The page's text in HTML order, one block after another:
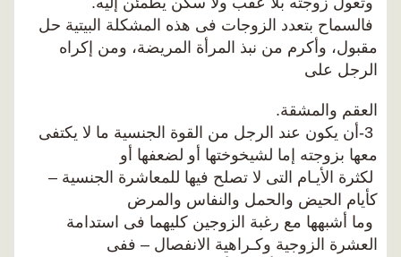
فالسماح بتعدد الزوجات فى هذه المشكلة البيتية حل
مقبول، وأكرم من نبذ المرأة المريضة، ومن إكراه
الرجل على
العقم والمشقة.
3-أن يكون عند الرجل من القوة الجنسية ما لا يكتفى
معها بزوجته إما لشيخوختها أو لضعفها أو
لكثرة الأيـام التى لا تصلح فيها للمعاشرة الجنسية –
كأيام الحيض والحمل والنفاس والمرض
وما أشبهها مع رغبة الزوجين كليهما فى استدامة
العشرة الزوجية وكـراهية الانفصال – ففى